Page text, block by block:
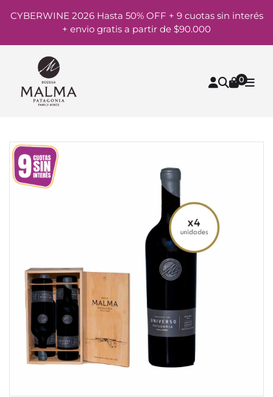
CYBERWINE 2026 Hasta 50% OFF + 9 cuotas sin interés
+ envio gratis a partir de $90.000
0